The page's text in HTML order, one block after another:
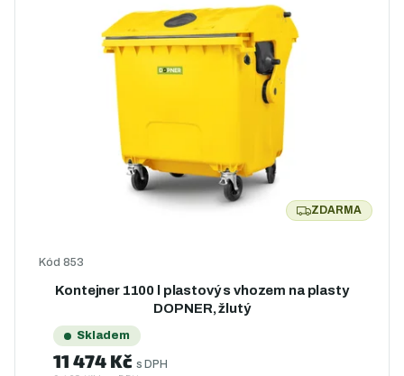
ZDARMA
ZDARMA
Kontejner 1100 l plastový s vhozem na plasty
DOPNER, žlutý
Kód 853
Skladem
11 474 Kč s DPH